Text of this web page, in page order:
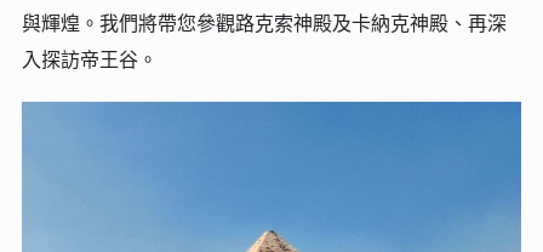
與輝煌。我們將帶您參觀路克索神殿及卡納克神殿、再深
入探訪帝王谷。